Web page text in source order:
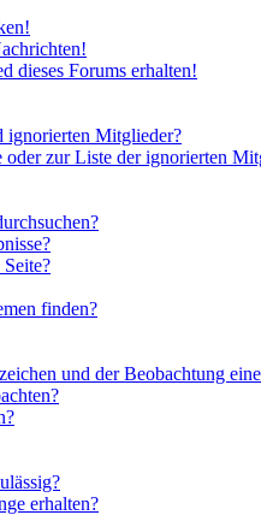
dieses Forums erhalten!
ignorierten Mitglieder?
zur Liste der ignorierten
finden?
und der Beobachtung
erhalten?